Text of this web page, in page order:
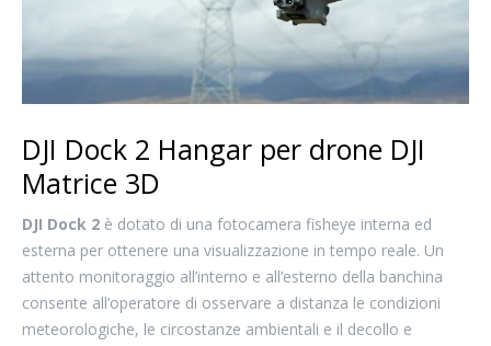
DJI Dock 2 Hangar per drone DJI
Matrice 3D
DJI Dock 2 è dotato di una fotocamera fisheye interna ed
esterna per ottenere una visualizzazione in tempo reale. Un
attento monitoraggio all’interno e all’esterno della banchina
consente all’operatore di osservare a distanza le condizioni
meteorologiche, le circostanze ambientali e il decollo e